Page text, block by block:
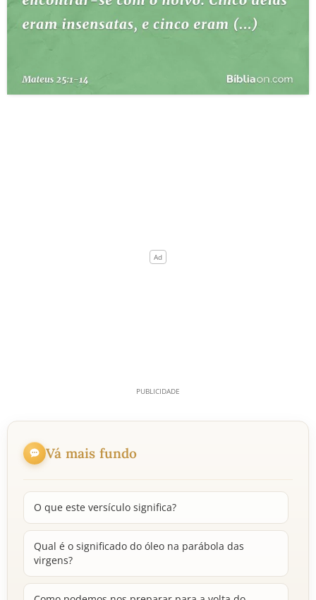
Vá mais fundo
O que este versículo significa?
Qual é o significado do óleo na parábola das
virgens?